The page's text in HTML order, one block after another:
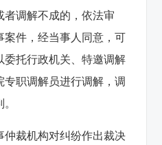
者调解不成的，依法审
案件，经当事人同意，可
委托行政机关、特邀调解
职调解员进行调解，调
裁机构对纠纷作出裁决